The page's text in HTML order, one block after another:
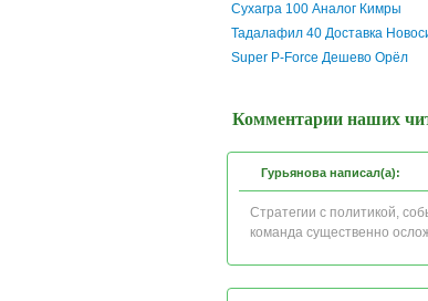
Сухагра 100 Аналог Кимры
Тадалафил 40 Доставка
Super P-Force Дешево Орёл
Комментарии наших
Гурьянова написал(а):
Стратегии с политикой,
команда существенно